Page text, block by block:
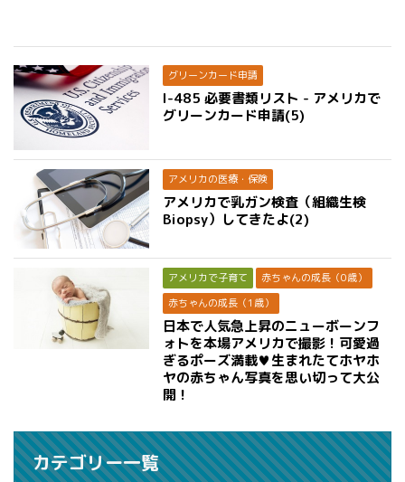
グリーンカード申請
I-485 必要書類リスト - アメリカで
グリーンカード申請(5)
アメリカの医療・保険
アメリカで乳ガン検査（組織生検
Biopsy）してきたよ(2)
アメリカで子育て
赤ちゃんの成長（0歳）
赤ちゃんの成長（1歳）
日本で人気急上昇のニューボーンフ
ォトを本場アメリカで撮影！可愛過
ぎるポーズ満載♥生まれたてホヤホ
ヤの赤ちゃん写真を思い切って大公
開！
カテゴリー一覧